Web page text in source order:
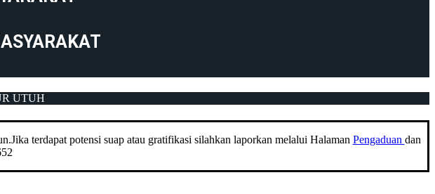
UTUH
terdapat potensi suap atau gratifikasi silahkan laporkan melalui Halaman Pengaduan dan